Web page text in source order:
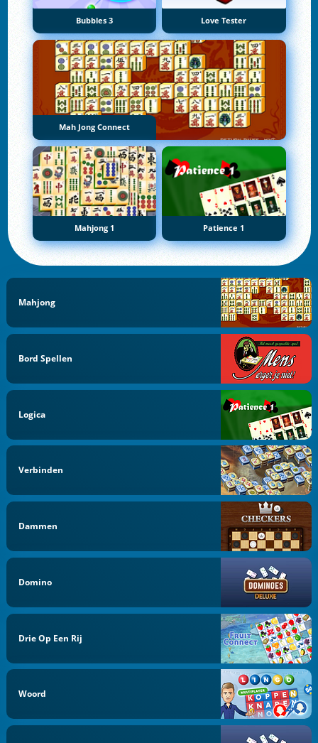
Bubbles 3 Love Tester
Mah Jong Connect
Mahjong 1 Patience 1
Mahjong
Bord Spellen
Logica
Verbinden
Dammen
Domino
Drie Op Een Rij
Woord